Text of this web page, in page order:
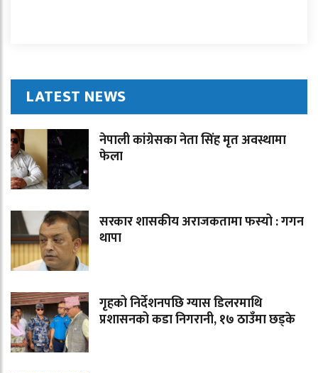
LATEST NEWS
नेपाली कांग्रेसका नेता सिंह मृत अवस्थामा
फेला
सरकार शासकीय अराजकतामा फस्यो : गगन
थापा
गृहको निर्देशनपछि ग्यास डिलरमाथि
प्रशासनको कडा निगरानी, १७ ठाउँमा छड्के